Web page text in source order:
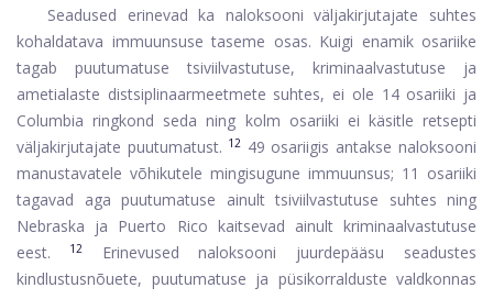
Seadused erinevad ka naloksooni väljakirjutajate suhtes
kohaldatava immuunsuse taseme osas. Kuigi enamik osariike
tagab puutumatuse tsiviilvastutuse, kriminaalvastutuse ja
ametialaste distsiplinaarmeetmete suhtes, ei ole 14 osariiki ja
Columbia ringkond seda ning kolm osariiki ei käsitle retsepti
väljakirjutajate puutumatust. 1249 osariigis antakse naloksooni
manustavatele võhikutele mingisugune immuunsus; 11 osariiki
tagavad aga puutumatuse ainult tsiviilvastutuse suhtes ning
Nebraska ja Puerto Rico kaitsevad ainult kriminaalvastutuse
eest. 12Erinevused naloksooni juurdepääsu seadustes
kindlustusnõuete, puutumatuse ja püsikorralduste valdkonnas